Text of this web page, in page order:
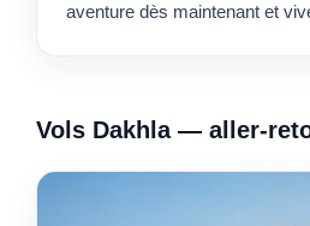
aventure dès maintenant et
Vols Dakhla — aller-